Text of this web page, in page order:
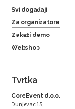
Svi događaji
Za organizatore
Zakaži demo
Webshop
Tvrtka
CoreEvent d.o.o.
Dunjevac 15,